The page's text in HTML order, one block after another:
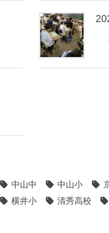
中山中 中山小
横井小 清秀高校